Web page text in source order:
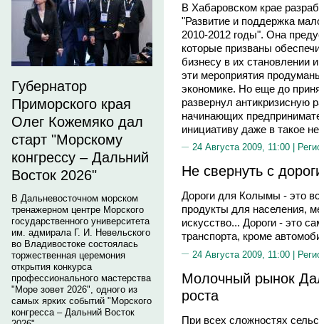
Губернатор
Приморского края
Олег Кожемяко дал
старт "Морскому
конгрессу – Дальний
Восток 2026"
В Дальневосточном морском
тренажерном центре Морского
государственного университета
им. адмирала Г. И. Невельского
во Владивостоке состоялась
торжественная церемония
открытия конкурса
профессионального мастерства
"Море зовет 2026", одного из
самых ярких событий "Морского
конгресса – Дальний Восток
В Хабаровском крае
"Развитие и поддержка
2010-2012 годы". Она
которые призваны
бизнесу в их становлении
эти мероприятия
экономике. Но еще до
развернул антикризисную
начинающих
инициативу даже в такое
24 Августа 2009, 11:00 |
Не свернуть с
Дороги для Колымы - это
продукты для населения,
искусство... Дороги - это
транспорта, кроме
24 Августа 2009, 11:00 |
Молочный рынок
роста
При всех сложностях